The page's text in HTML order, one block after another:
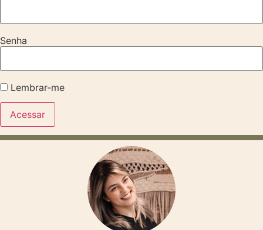
Senha
Lembrar-me